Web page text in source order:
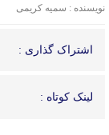
نویسنده : سمیه کریمی
اشتراک گذاری :
لینک کوتاه :